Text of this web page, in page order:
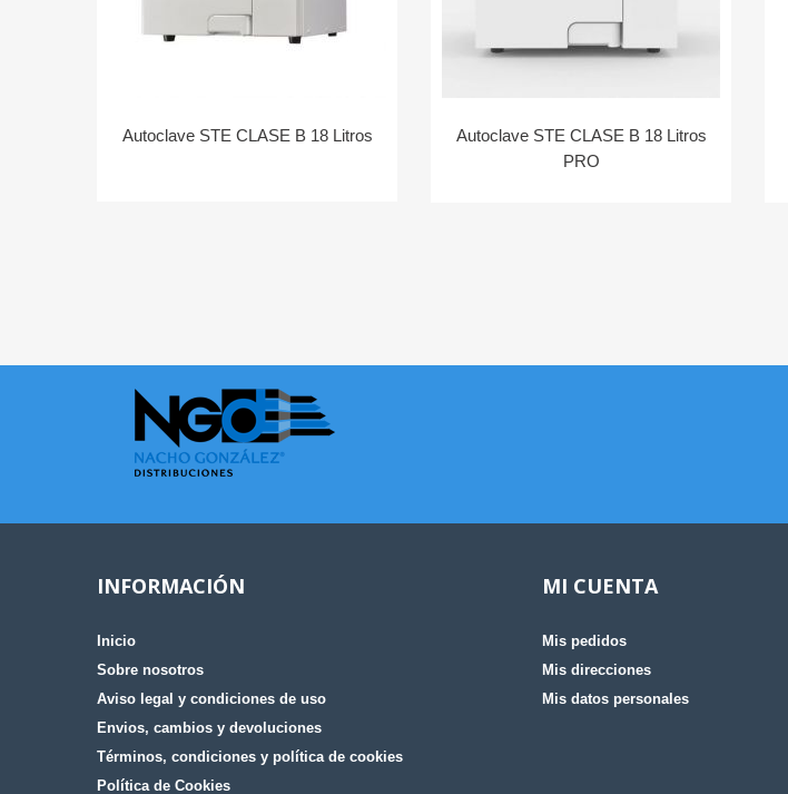
Autoclave STE CLASE B 18 Litros
Autoclave STE CLASE B 18 Litros
PRO
INFORMACIÓN
Inicio
Sobre nosotros
Aviso legal y condiciones de uso
Envios, cambios y devoluciones
Términos, condiciones y política de cookies
Política de Cookies
MI CUENTA
Mis pedidos
Mis direcciones
Mis datos personales